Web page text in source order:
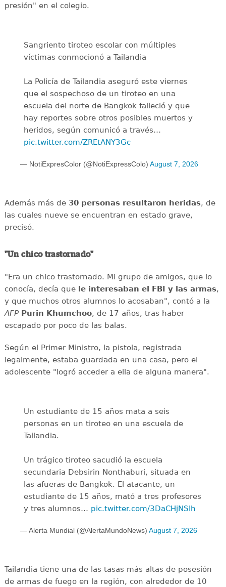
presión" en el colegio.
Sangriento tiroteo escolar con múltiples
víctimas conmocionó a Tailandia
La Policía de Tailandia aseguró este viernes
que el sospechoso de un tiroteo en una
escuela del norte de Bangkok falleció y que
hay reportes sobre otros posibles muertos y
heridos, según comunicó a través…
pic.twitter.com/ZREtANY3Gc
— NotiExpresColor (@NotiExpressColo) August 7, 2026
Además más de 30 personas resultaron heridas, de
las cuales nueve se encuentran en estado grave,
precisó.
"Un chico trastornado"
"Era un chico trastornado. Mi grupo de amigos, que lo
conocía, decía que le interesaban el FBI y las armas,
y que muchos otros alumnos lo acosaban", contó a la
AFP Purin Khumchoo, de 17 años, tras haber
escapado por poco de las balas.
Según el Primer Ministro, la pistola, registrada
legalmente, estaba guardada en una casa, pero el
adolescente "logró acceder a ella de alguna manera".
Un estudiante de 15 años mata a seis
personas en un tiroteo en una escuela de
Tailandia.
Un trágico tiroteo sacudió la escuela
secundaria Debsirin Nonthaburi, situada en
las afueras de Bangkok. El atacante, un
estudiante de 15 años, mató a tres profesores
y tres alumnos… pic.twitter.com/3DaCHjNSIh
— Alerta Mundial (@AlertaMundoNews) August 7, 2026
Tailandia tiene una de las tasas más altas de posesión
de armas de fuego en la región, con alrededor de 10